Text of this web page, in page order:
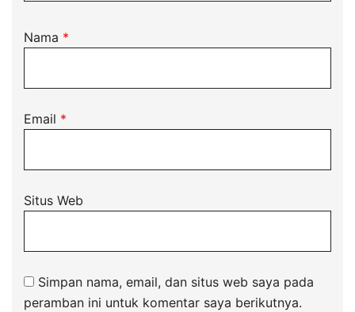
Nama *
Email *
Situs Web
Simpan nama, email, dan situs web saya pada
peramban ini untuk komentar saya berikutnya.